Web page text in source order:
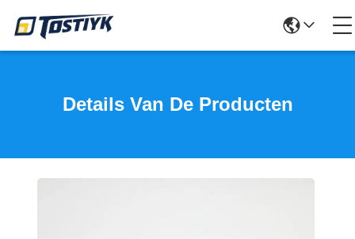
Details Van De Producten